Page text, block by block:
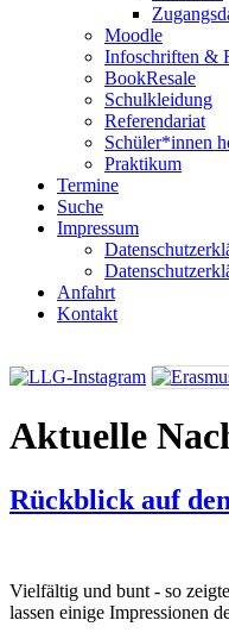
Moodle
Infoschriften &
BookResale
Schulkleidung
Referendariat
Schüler*innen
Praktikum
Termine
Suche
Impressum
Anfahrt
Kontakt
Aktuelle
Rückblick auf
Vielfältig und bunt - so
lassen einige Impressionen